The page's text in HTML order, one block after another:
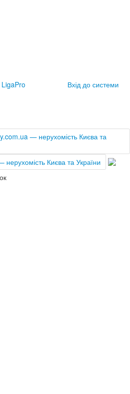
LigaPro Вхід до системи